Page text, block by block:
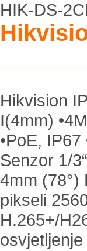
HIK-DS-
Hikvision
I(4mm)
•PoE,
Senzor 1/
4mm (78°)
pikseli
H.265+/